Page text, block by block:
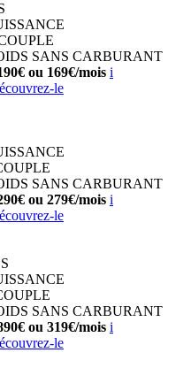
SANS CARBURANT
ou 169€/mois i
le
SANS CARBURANT
ou 279€/mois i
le
SANS CARBURANT
ou 319€/mois i
le